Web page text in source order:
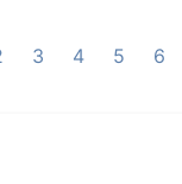
3 4 5 6